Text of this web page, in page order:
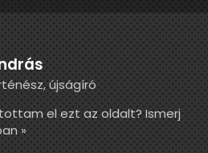
újságíró
el ezt az oldalt? Ismerj
»